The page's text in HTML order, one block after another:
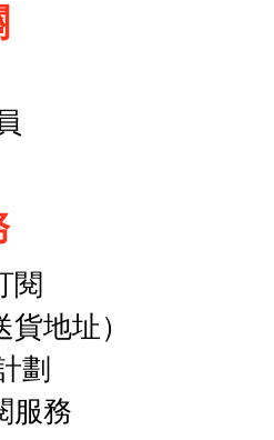
閱
地址）
劃
服務